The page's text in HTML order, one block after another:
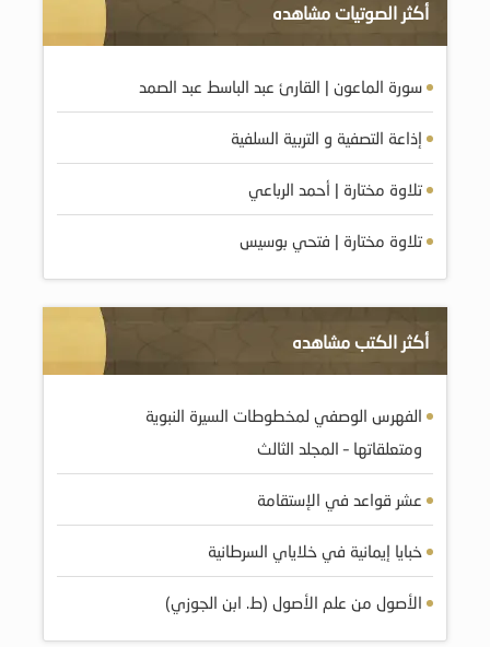
أكثر الصوتيات مشاهده
سورة الماعون | القارئ عبد الباسط عبد الصمد
إذاعة التصفية و التربية السلفية
تلاوة مختارة | أحمد الرباعي
تلاوة مختارة | فتحي بوسيس
أكثر الكتب مشاهده
الفهرس الوصفي لمخطوطات السيرة النبوية
ومتعلقاتها – المجلد الثالث
عشر قواعد في الإستقامة
الأصول من علم الأصول (ط. ابن الجوزي)